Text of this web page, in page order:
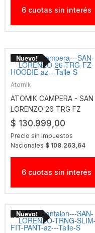
6 cuotas sin interés
Atomik
ATOMIK CAMPERA - SAN
LORENZO 26 TRG FZ
HOODIE AZ
$ 130.999,00
Precio sin Impuestos
Nacionales $ 108.263,64
6 cuotas sin interés